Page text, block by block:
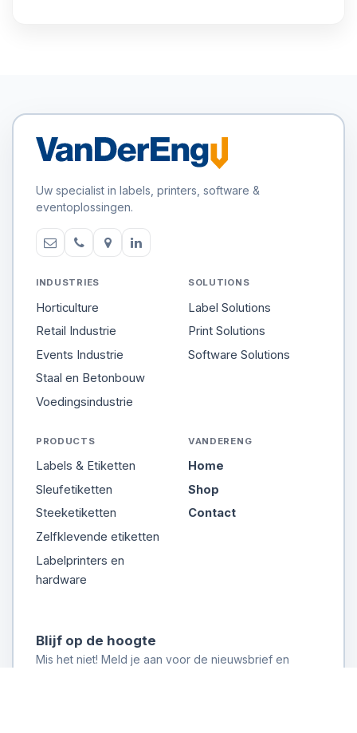
Uw specialist in labels, printers, software &
eventoplossingen.
INDUSTRIES
Horticulture
Retail Industrie
Events Industrie
Staal en Betonbouw
Voedingsindustrie
SOLUTIONS
Label Solutions
Print Solutions
Software Solutions
PRODUCTS
Labels & Etiketten
Sleufetiketten
Steeketiketten
Zelfklevende etiketten
Labelprinters en
hardware
VANDERENG
Home
Shop
Contact
Blijf op de hoogte
Mis het niet! Meld je aan voor de nieuwsbrief en